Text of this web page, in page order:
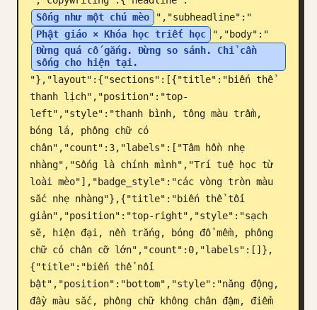
Cập nhật
Sống như một chú mèo
","subheadline":"
Phật giáo × Khóa học triết học
","body":"
Đừng quá cố gắng. Đừng so sánh. Chỉ cần
sống cho hiện tại.
"},"layout":{"sections":[{"title":"biến thể
thanh lịch","position":"top-
left","style":"thanh bình, tông màu trầm,
bóng lá, phông chữ có
chân","count":3,"labels":["Tâm hồn nhẹ
nhàng","Sống là chính mình","Trí tuệ học từ
loài mèo"],"badge_style":"các vòng tròn màu
sắc nhẹ nhàng"},{"title":"biến thể tối
giản","position":"top-right","style":"sạch
sẽ, hiện đại, nền trắng, bóng đổ mềm, phông
chữ có chân cỡ lớn","count":0,"labels":[]},
{"title":"biến thể nổi
bật","position":"bottom","style":"năng động,
đầy màu sắc, phông chữ không chân đậm, điểm